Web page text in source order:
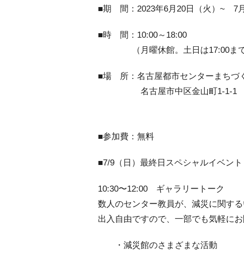
■期 間：2023年6月20日（火）~ 7月
■時 間：10:00～18:00
（月曜休館。土日は17:00まで。
■場 所：名古屋都市センターまちづ
名古屋市中区金山町1-1-1 金
■参加費：無料
■7/9（日）最終日スペシャルイベント
10:30〜12:00 ギャラリートーク
数人のセンター教員が、減災に関す
出入自由ですので、一部でも気軽にお
・減災館のさまざまな活動